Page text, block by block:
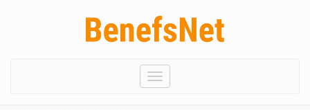
Menu